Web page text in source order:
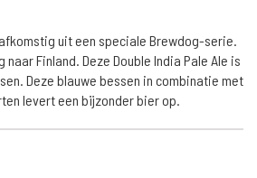
uit een speciale Brewdog-serie.
Finland. Deze Double India Pale Ale is
Deze blauwe bessen in combinatie met
levert een bijzonder bier op.